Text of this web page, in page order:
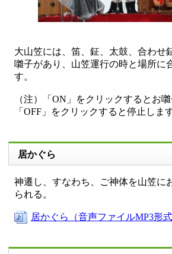
大山笠には、笛、鉦、太鼓、合わせ
囃子があり、山笠運行の時と場所に
す。
（注）「ON」をクリックするとお囃
「OFF」をクリックすると停止します
居かぐら
神遷し、すなわち、ご神体を山笠に
られる。
居かぐら（音声ファイルMP3形式